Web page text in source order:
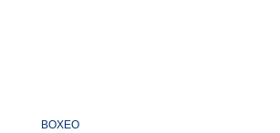
BOXEO